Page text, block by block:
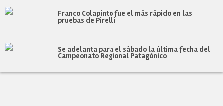
Franco Colapinto fue el más rápido en las
pruebas de Pirelli
Se adelanta para el sábado la última fecha del
Campeonato Regional Patagónico